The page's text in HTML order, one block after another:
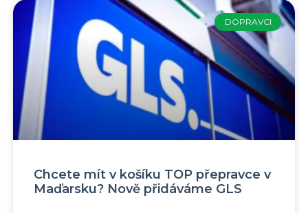
DOPRAVCI
Chcete mít v košíku TOP přepravce v
Maďarsku? Nově přidáváme GLS